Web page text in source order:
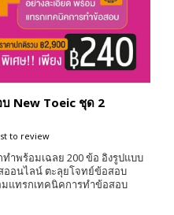
New Toeic ชุด 2
to review
ำพร้อมเฉลย 200 ข้อ อิงรูปแบบ
ออนไลน์ ตะลุยโจทย์ข้อสอบ
แทรกเทคนิคการทำข้อสอบ